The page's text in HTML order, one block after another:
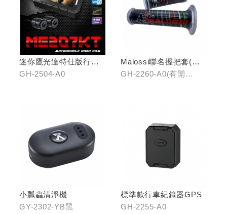
迷你鷹光達特仕版行車
記錄器
GH-2504-A0
Malossi聯名握把套(有
開口)/(無開口)
GH-2260-A0(有開
小瓢蟲清淨機
GY-2302-YB黑
標準款行車紀錄器GPS
GH-2255-A0